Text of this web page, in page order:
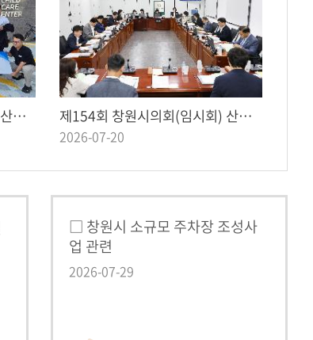
제154회 창원시의회(임시회) 산업경제복지위원회 사회적경제지원센터 등 2개소 현장방문 제154회 창원시의회(임시회) 산업경제복지위원회 제1차 회의
2026-07-20
□ 창원시 소규모 주차장 조성사
업 관련
2026-07-29